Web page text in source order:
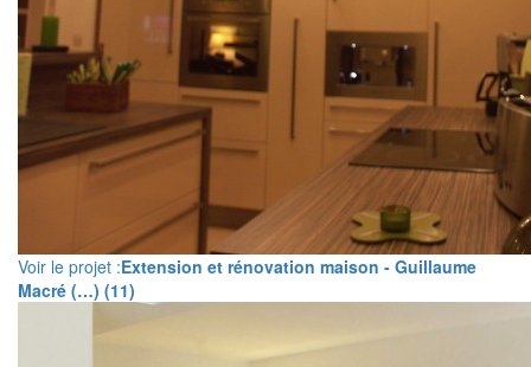
Voir le projet :Extension et rénovation maison - Guillaume
Macré (…) (11)